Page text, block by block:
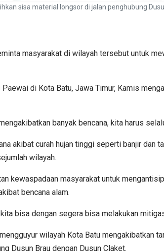
sisa material longsor di jalan penghubung
masyarakat di wilayah tersebut untuk
di Kota Batu, Jawa Timur, Kamis
banyak bencana, kita harus
akibat curah hujan tinggi seperti banjir dan
wilayah.
kewaspadaan masyarakat untuk
bencana alam.
bisa dengan segera bisa melakukan
wilayah Kota Batu mengakibatkan
Dusun Brau dengan Dusun Claket.